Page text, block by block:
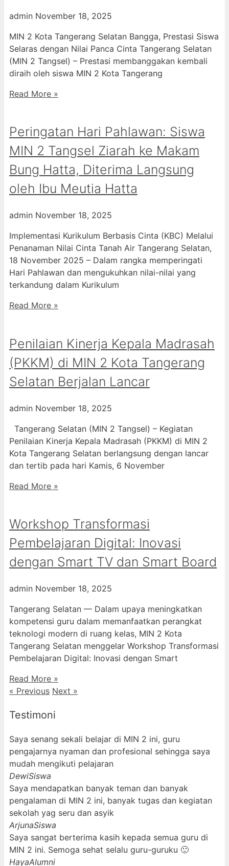
admin November 18, 2025
MIN 2 Kota Tangerang Selatan Bangga, Prestasi Siswa
Selaras dengan Nilai Panca Cinta Tangerang Selatan
(MIN 2 Tangsel) – Prestasi membanggakan kembali
diraih oleh siswa MIN 2 Kota Tangerang
Read More »
Peringatan Hari Pahlawan: Siswa
MIN 2 Tangsel Ziarah ke Makam
Bung Hatta, Diterima Langsung
oleh Ibu Meutia Hatta
admin November 18, 2025
Implementasi Kurikulum Berbasis Cinta (KBC) Melalui
Penanaman Nilai Cinta Tanah Air Tangerang Selatan,
18 November 2025 – Dalam rangka memperingati
Hari Pahlawan dan mengukuhkan nilai-nilai yang
terkandung dalam Kurikulum
Read More »
Penilaian Kinerja Kepala Madrasah
(PKKM) di MIN 2 Kota Tangerang
Selatan Berjalan Lancar
admin November 18, 2025
Tangerang Selatan (MIN 2 Tangsel) – Kegiatan
Penilaian Kinerja Kepala Madrasah (PKKM) di MIN 2
Kota Tangerang Selatan berlangsung dengan lancar
dan tertib pada hari Kamis, 6 November
Read More »
Workshop Transformasi
Pembelajaran Digital: Inovasi
dengan Smart TV dan Smart Board
admin November 18, 2025
Tangerang Selatan — Dalam upaya meningkatkan
kompetensi guru dalam memanfaatkan perangkat
teknologi modern di ruang kelas, MIN 2 Kota
Tangerang Selatan menggelar Workshop Transformasi
Pembelajaran Digital: Inovasi dengan Smart
Read More »
« Previous Next »
Testimoni
Saya senang sekali belajar di MIN 2 ini, guru
pengajarnya nyaman dan profesional sehingga saya
mudah mengikuti pelajaran
DewiSiswa
Saya mendapatkan banyak teman dan banyak
pengalaman di MIN 2 ini, banyak tugas dan kegiatan
sekolah yag seru dan asyik
ArjunaSiswa
Saya sangat berterima kasih kepada semua guru di
MIN 2 ini. Semoga sehat selalu guru-guruku 🙂
HayaAlumni